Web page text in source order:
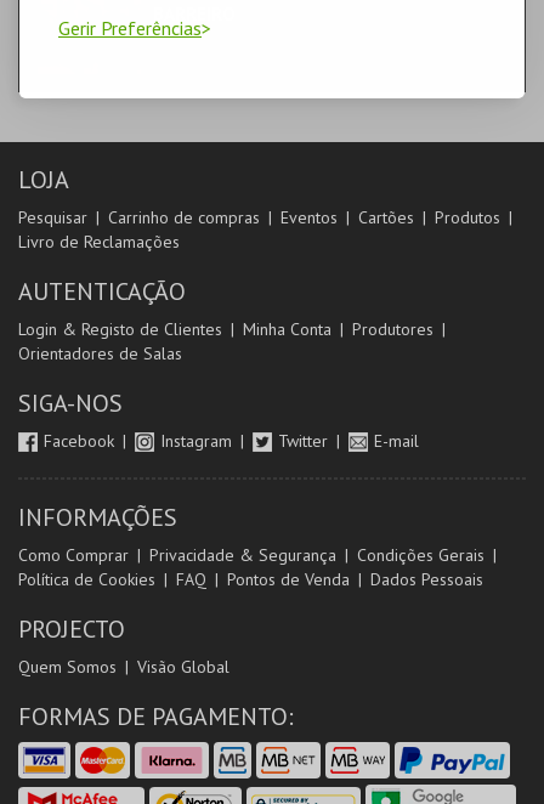
Gerir Preferências
BARREIRO
LOJA
Pesquisar Carrinho de compras Eventos Cartões
Produtos
Livro de Reclamações
AUTENTICAÇÃO
Login & Registo de Clientes Minha Conta
Produtores
Orientadores de Salas
SIGA-NOS
Facebook Instagram Twitter E-mail
INFORMAÇÕES
Como Comprar Privacidade & Segurança
Condições Gerais
Política de Cookies
FAQ Pontos de Venda Dados Pessoais
PROJECTO
Quem Somos Visão Global
FORMAS DE PAGAMENTO: